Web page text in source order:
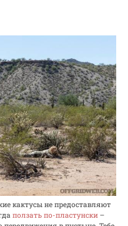
кактусы не предоставляют
ползать по-пластунски –